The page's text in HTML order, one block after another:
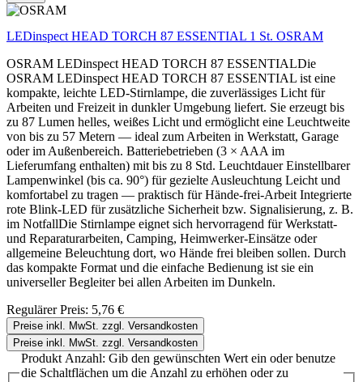
LEDinspect HEAD TORCH 87 ESSENTIAL 1 St. OSRAM
OSRAM LEDinspect HEAD TORCH 87 ESSENTIALDie
OSRAM LEDinspect HEAD TORCH 87 ESSENTIAL ist eine
kompakte, leichte LED-Stirnlampe, die zuverlässiges Licht für
Arbeiten und Freizeit in dunkler Umgebung liefert. Sie erzeugt bis
zu 87 Lumen helles, weißes Licht und ermöglicht eine Leuchtweite
von bis zu 57 Metern — ideal zum Arbeiten in Werkstatt, Garage
oder im Außenbereich. Batteriebetrieben (3 × AAA im
Lieferumfang enthalten) mit bis zu 8 Std. Leuchtdauer Einstellbarer
Lampenwinkel (bis ca. 90°) für gezielte Ausleuchtung Leicht und
komfortabel zu tragen — praktisch für Hände-frei-Arbeit Integrierte
rote Blink-LED für zusätzliche Sicherheit bzw. Signalisierung, z. B.
im NotfallDie Stirnlampe eignet sich hervorragend für Werkstatt-
und Reparaturarbeiten, Camping, Heimwerker-Einsätze oder
allgemeine Beleuchtung dort, wo Hände frei bleiben sollen. Durch
das kompakte Format und die einfache Bedienung ist sie ein
universeller Begleiter bei allen Arbeiten im Dunkeln.
Regulärer Preis: 5,76 €
Preise inkl. MwSt. zzgl. Versandkosten
Preise inkl. MwSt. zzgl. Versandkosten
Produkt Anzahl: Gib den gewünschten Wert ein oder benutze
die Schaltflächen um die Anzahl zu erhöhen oder zu